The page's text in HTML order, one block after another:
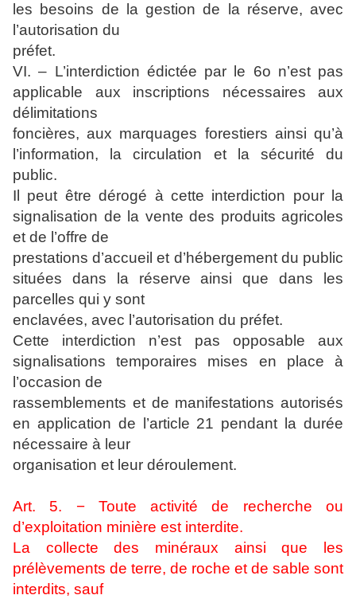
les besoins de la gestion de la réserve, avec
l’autorisation du
préfet.
VI. – L’interdiction édictée par le 6o n’est pas
applicable aux inscriptions nécessaires aux
délimitations
foncières, aux marquages forestiers ainsi qu’à
l’information, la circulation et la sécurité du
public.
Il peut être dérogé à cette interdiction pour la
signalisation de la vente des produits agricoles
et de l’offre de
prestations d’accueil et d’hébergement du public
situées dans la réserve ainsi que dans les
parcelles qui y sont
enclavées, avec l’autorisation du préfet.
Cette interdiction n’est pas opposable aux
signalisations temporaires mises en place à
l’occasion de
rassemblements et de manifestations autorisés
en application de l’article 21 pendant la durée
nécessaire à leur
organisation et leur déroulement.
Art. 5. − Toute activité de recherche ou
d’exploitation minière est interdite.
La collecte des minéraux ainsi que les
prélèvements de terre, de roche et de sable sont
interdits, sauf